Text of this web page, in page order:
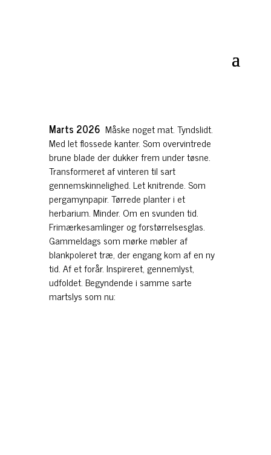
Marts 2026 Måske noget mat. Tyndslidt.
Med let flossede kanter. Som overvintrede
brune blade der dukker frem under tøsne.
Transformeret af vinteren til sart
gennemskinnelighed. Let knitrende. Som
pergamynpapir. Tørrede planter i et
herbarium. Minder. Om en svunden tid.
Frimærkesamlinger og forstørrelsesglas.
Gammeldags som mørke møbler af
blankpoleret træ, der engang kom af en ny
tid. Af et forår. Inspireret, gennemlyst,
udfoldet. Begyndende i samme sarte
martslys som nu: